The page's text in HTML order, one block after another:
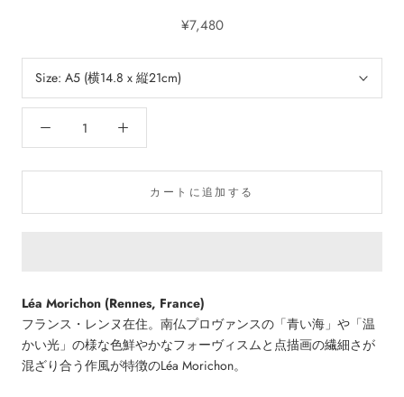
¥7,480
Size: A5 (横14.8 x 縦21cm)
カートに追加する
Léa Morichon (Rennes, France)
フランス・レンヌ在住。南仏プロヴァンスの「青い海」や「温
かい光」の様な色鮮やかなフォーヴィスムと点描画の繊細さが
混ざり合う作風が特徴のLéa Morichon。